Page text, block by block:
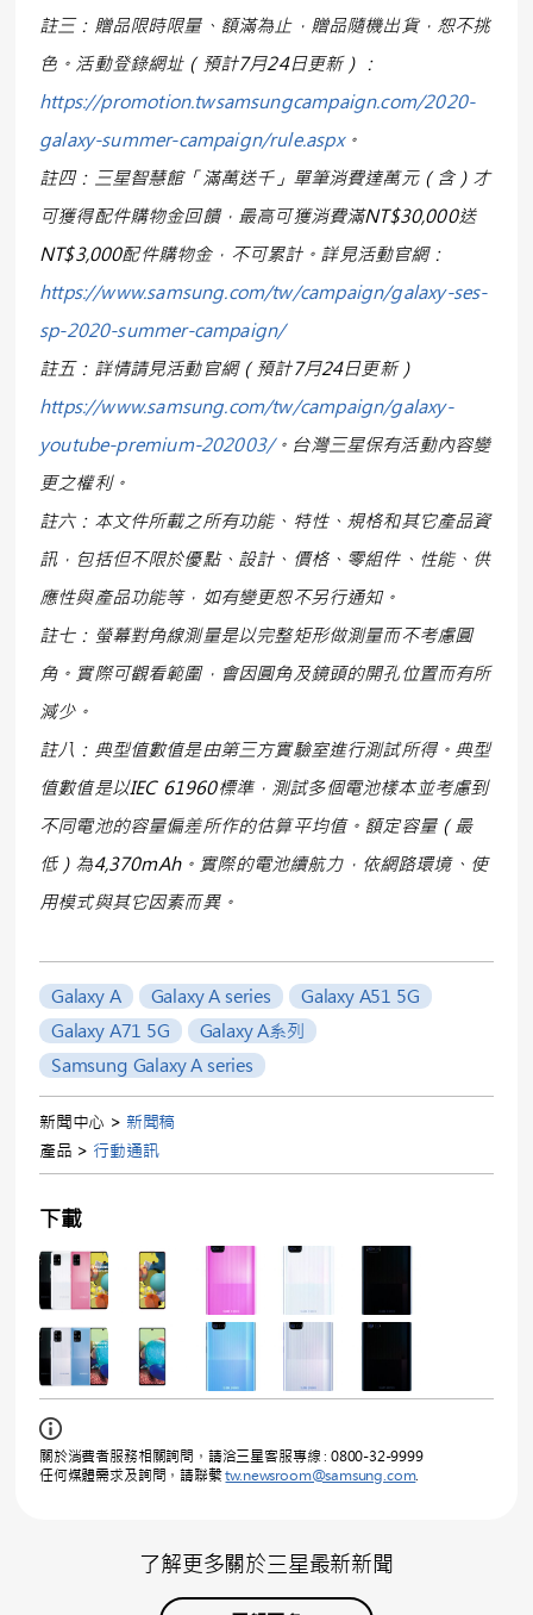
註三：贈品限時限量、額滿為止，贈品隨機出貨，恕不挑
色。活動登錄網址（預計7月24日更新）：
https://promotion.twsamsungcampaign.com/2020-
galaxy-summer-campaign/rule.aspx。
註四：三星智慧館「滿萬送千」單筆消費達萬元（含）才
可獲得配件購物金回饋，最高可獲消費滿NT$30,000送
NT$3,000配件購物金，不可累計。詳見活動官網：
https://www.samsung.com/tw/campaign/galaxy-ses-
sp-2020-summer-campaign/
註五：詳情請見活動官網（預計7月24日更新）
https://www.samsung.com/tw/campaign/galaxy-
youtube-premium-202003/。台灣三星保有活動內容變
更之權利。
註六：本文件所載之所有功能、特性、規格和其它產品資
訊，包括但不限於優點、設計、價格、零組件、性能、供
應性與產品功能等，如有變更恕不另行通知。
註七：螢幕對角線測量是以完整矩形做測量而不考慮圓
角。實際可觀看範圍，會因圓角及鏡頭的開孔位置而有所
減少。
註八：典型值數值是由第三方實驗室進行測試所得。典型
值數值是以IEC 61960標準，測試多個電池樣本並考慮到
不同電池的容量偏差所作的估算平均值。額定容量（最
低）為4,370mAh。實際的電池續航力，依網路環境、使
用模式與其它因素而異。
Galaxy A Galaxy A series
Galaxy A51 5G
Galaxy A71 5G
Galaxy A系列
Samsung Galaxy A series
新聞中心 > 新聞稿
產品 > 行動通訊
下載
關於消費者服務相關詢問，請洽三星客服專線 : 0800-32-9999
任何媒體需求及詢問，請聯繫tw.newsroom@samsung.com.
了解更多關於三星最新新聞